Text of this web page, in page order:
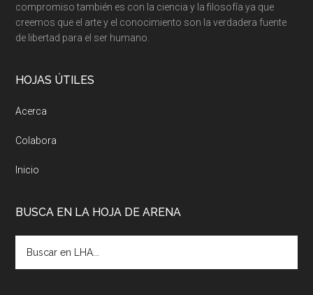
compromiso también es con la ciencia y la filosofía ya que
creemos que el arte y el conocimiento son la verdadera fuente
de libertad para el ser humano.
HOJAS ÚTILES
Acerca
Colabora
Inicio
BUSCA EN LA HOJA DE ARENA